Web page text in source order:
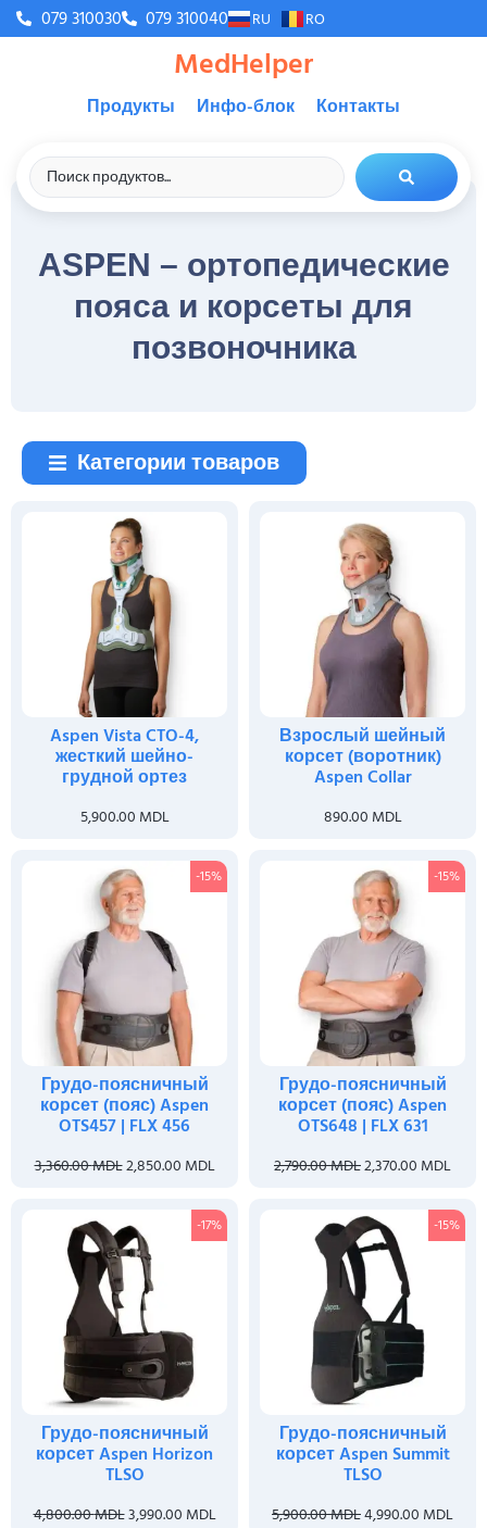
079 310030 079 310040 RU RO
MedHelper
Продукты Инфо-блок Контакты
ASPEN – ортопедические
пояса и корсеты для
позвоночника
Категории товаров
Aspen Vista CTO-4,
жесткий шейно-
грудной ортез
5,900.00 MDL
Взрослый шейный
корсет (воротник)
Aspen Collar
890.00 MDL
-15%
Грудо-поясничный
корсет (пояс) Aspen
OTS457 | FLX 456
3,360.00MDL2,850.00 MDL
-15%
Грудо-поясничный
корсет (пояс) Aspen
OTS648 | FLX 631
2,790.00MDL2,370.00 MDL
-17%
Грудо-поясничный
корсет Aspen Horizon
TLSO
4,800.00MDL3,990.00 MDL
-15%
Грудо-поясничный
корсет Aspen Summit
TLSO
5,900.00MDL4,990.00 MDL